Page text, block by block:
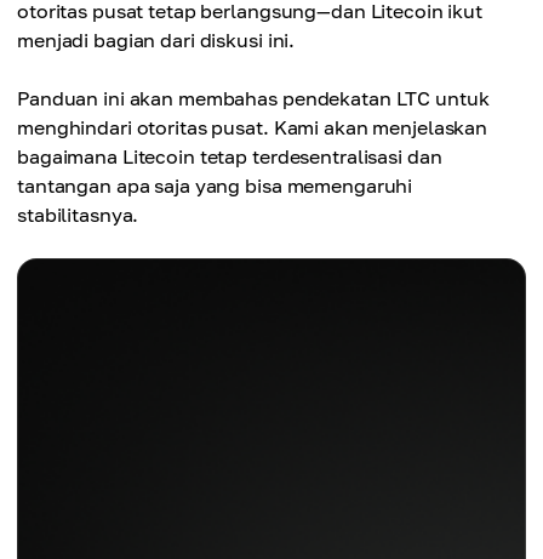
otoritas pusat tetap berlangsung—dan Litecoin ikut
menjadi bagian dari diskusi ini.
Panduan ini akan membahas pendekatan LTC untuk
menghindari otoritas pusat. Kami akan menjelaskan
bagaimana Litecoin tetap terdesentralisasi dan
tantangan apa saja yang bisa memengaruhi
stabilitasnya.